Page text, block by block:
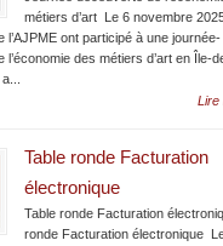
métiers d’art Le 6 novembre
l’AJPME ont participé à une journée-
l’économie des métiers d’art en Île-
Lire
Table ronde Facturation
électronique
Table ronde Facturation
ronde Facturation électronique